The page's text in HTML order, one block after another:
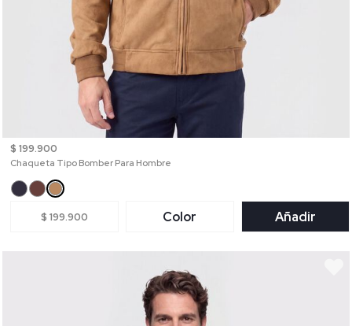
$ 199.900
Chaqueta Tipo Bomber Para Hombre
$ 199.900 Color Añadir